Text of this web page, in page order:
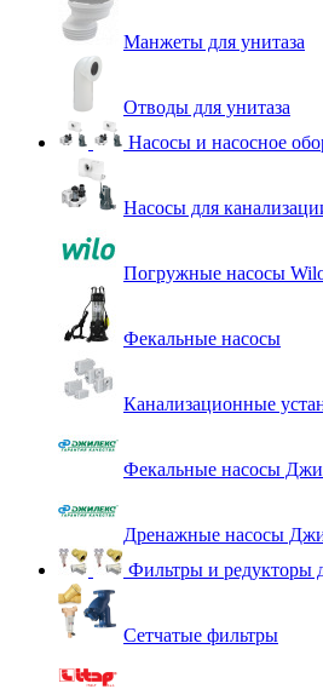
Манжеты для унитаза
Отводы для унитаза
Насосы и насосное
Насосы для
Погружные насосы
Фекальные насосы
Канализационные
Фекальные насосы
Дренажные насосы
Фильтры и редукторы
Сетчатые фильтры